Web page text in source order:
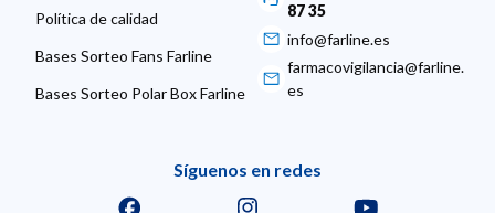
Política de calidad
Bases Sorteo Fans Farline
Bases Sorteo Polar Box Farline
Síguenos en redes
87 35
info@farline.es
farmacovigilancia@farline.
es